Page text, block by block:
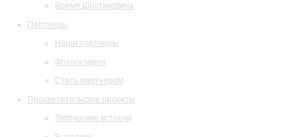
Время Шостаковича
Партнеры
Наши партнеры
Фотогалерея
Стать партнером
Просветительские проекты
Творческие встречи